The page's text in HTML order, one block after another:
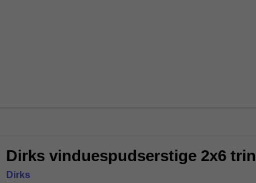
Dirks vinduespudserstige 2x6 trin
Dirks